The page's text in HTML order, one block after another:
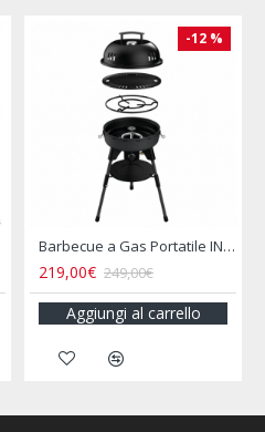
-12 %
Barbecue a Gas Portatile INCASA
219,00€ 249,00€
Aggiungi al carrello